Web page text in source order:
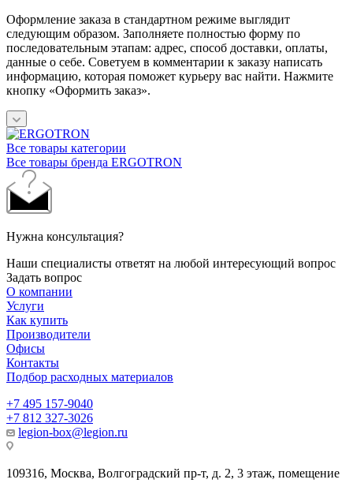
Оформление заказа в стандартном режиме выглядит
следующим образом. Заполняете полностью форму по
последовательным этапам: адрес, способ доставки, оплаты,
данные о себе. Советуем в комментарии к заказу написать
информацию, которая поможет курьеру вас найти. Нажмите
кнопку «Оформить заказ».
Все товары категории
Все товары бренда ERGOTRON
Нужна консультация?
Наши специалисты ответят на любой интересующий вопрос
Задать вопрос
О компании
Услуги
Как купить
Производители
Офисы
Контакты
Подбор расходных материалов
+7 495 157-9040
+7 812 327-3026
legion-box@legion.ru
109316, Москва, Волгоградский пр-т, д. 2, 3 этаж, помещение